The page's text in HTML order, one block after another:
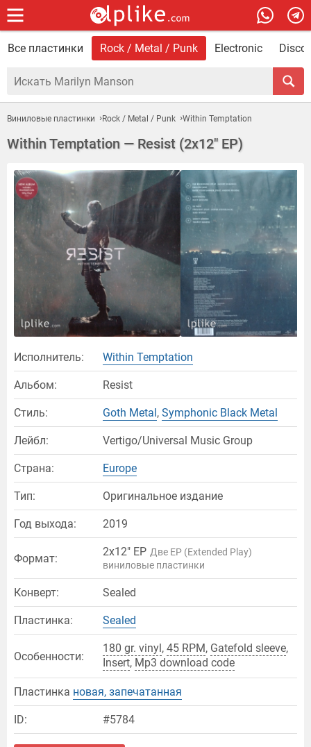
Все пластинки Rock / Metal / Punk Electronic Disco
Виниловые пластинки Rock / Metal / Punk Within Temptation
Within Temptation — Resist (2x12" EP)
Исполнитель: Within Temptation
Альбом: Resist
Стиль: Goth Metal, Symphonic Black Metal
Лейбл: Vertigo/Universal Music Group
Страна: Europe
Тип: Оригинальное издание
Год выхода: 2019
Формат: 2x12" EP Две EP (Extended Play)
виниловые пластинки
Конверт: Sealed
Пластинка: Sealed
Особенности:
180 gr. vinyl, 45 RPM, Gatefold sleeve,
Insert, Mp3 download code
Пластинка новая, запечатанная
ID: #5784